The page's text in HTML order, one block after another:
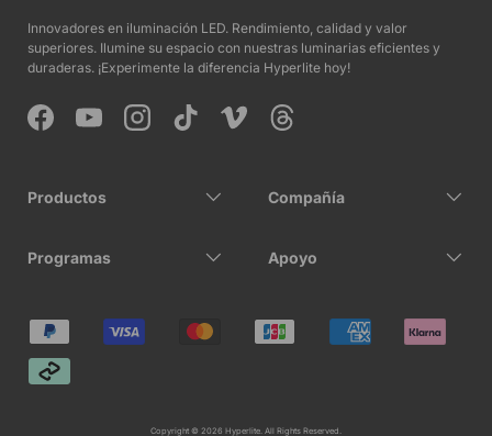
Innovadores en iluminación LED. Rendimiento, calidad y valor
superiores. Ilumine su espacio con nuestras luminarias eficientes y
duraderas. ¡Experimente la diferencia Hyperlite hoy!
FacebookYouTubeInstagramTikTok Vimeo Threads
Productos Compañía
Programas Apoyo
Formas de pago aceptadas
Copyright © 2026 Hyperlite. All Rights Reserved.